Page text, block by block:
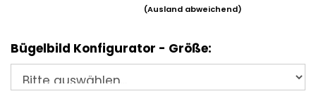
(Ausland abweichend)
Bügelbild Konfigurator - Größe: